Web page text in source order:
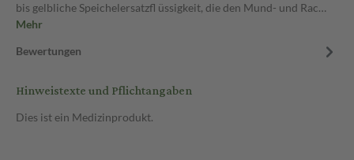
bis gelbliche Speichelersatzfl üssigkeit, die den Mund- und Rac…
Mehr
Bewertungen
Hinweistexte und Pflichtangaben
Dies ist ein Medizinprodukt.